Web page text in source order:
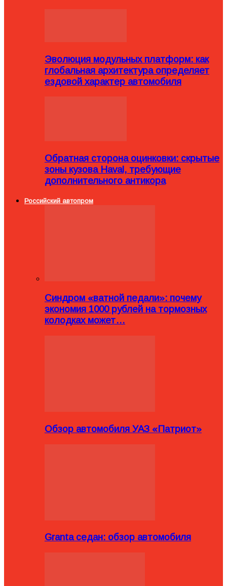
Эволюция модульных платформ: как
глобальная архитектура определяет
ездовой характер автомобиля
Обратная сторона оцинковки: скрытые
зоны кузова Haval, требующие
дополнительного антикора
Российский автопром
Синдром «ватной педали»: почему
экономия 1000 рублей на тормозных
колодках может…
Обзор автомобиля УАЗ «Патриот»
Granta седан: обзор автомобиля